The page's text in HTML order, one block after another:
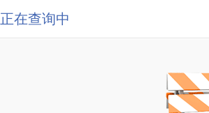
正在查询中